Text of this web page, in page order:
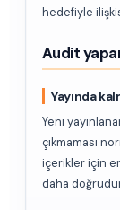
hedefiyle
Audit
Yayında
Yeni
çıkmaması
içerikler için
daha